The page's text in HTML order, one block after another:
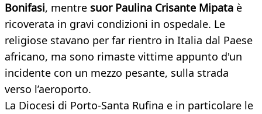
Bonifasi, mentre suor Paulina Crisante Mipata è
ricoverata in gravi condizioni in ospedale. Le
religiose stavano per far rientro in Italia dal Paese
africano, ma sono rimaste vittime appunto d'un
incidente con un mezzo pesante, sulla strada
verso l’aeroporto.
La Diocesi di Porto-Santa Rufina e in particolare le